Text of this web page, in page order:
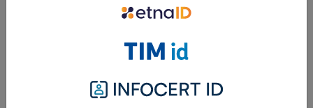
Etna
ID
Tim
ID
Infocert
ID